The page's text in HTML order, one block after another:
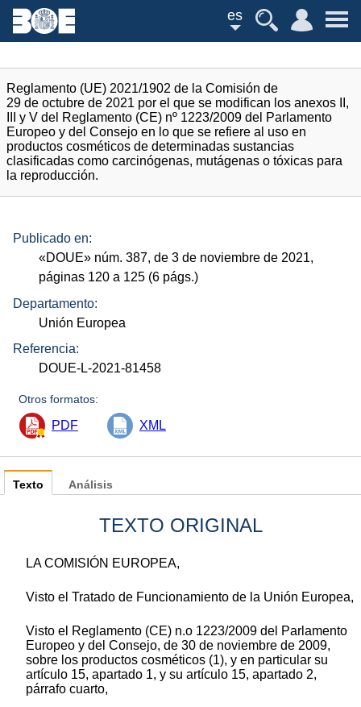
es
Reglamento (UE) 2021/1902 de la Comisión de
29 de octubre de 2021 por el que se modifican los anexos II,
III y V del Reglamento (CE) nº 1223/2009 del Parlamento
Europeo y del Consejo en lo que se refiere al uso en
productos cosméticos de determinadas sustancias
clasificadas como carcinógenas, mutágenas o tóxicas para
la reproducción.
Publicado en:
«DOUE» núm. 387, de 3 de noviembre de 2021,
páginas 120 a 125 (6 págs.)
Departamento:
Unión Europea
Referencia:
DOUE-L-2021-81458
Otros formatos:
PDF XML
Texto
TEXTO ORIGINAL
LA COMISIÓN EUROPEA,
Visto el Tratado de Funcionamiento de la Unión Europea,
Visto el Reglamento (CE) n.o 1223/2009 del Parlamento
Europeo y del Consejo, de 30 de noviembre de 2009,
sobre los productos cosméticos (1), y en particular su
artículo 15, apartado 1, y su artículo 15, apartado 2,
párrafo cuarto,
Análisis